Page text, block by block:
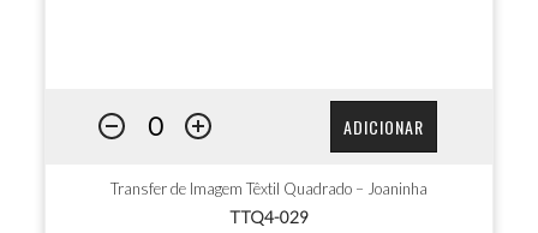
ADICIONAR
Transfer de Imagem Têxtil Quadrado – Joaninha
TTQ4-029